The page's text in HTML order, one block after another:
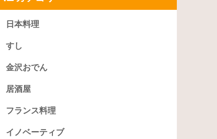
日本料理
すし
金沢おでん
居酒屋
フランス料理
イノベーティブ